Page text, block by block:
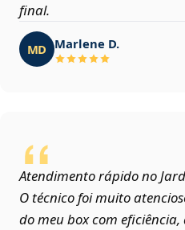
final.
MD Marlene D.
Atendimento rápido no
O técnico foi muito
do meu box com